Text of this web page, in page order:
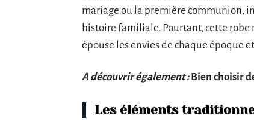
mariage ou la première communion,
histoire familiale. Pourtant, cette robe
épouse les envies de chaque époque
A découvrir également : Bien choisir
Les éléments